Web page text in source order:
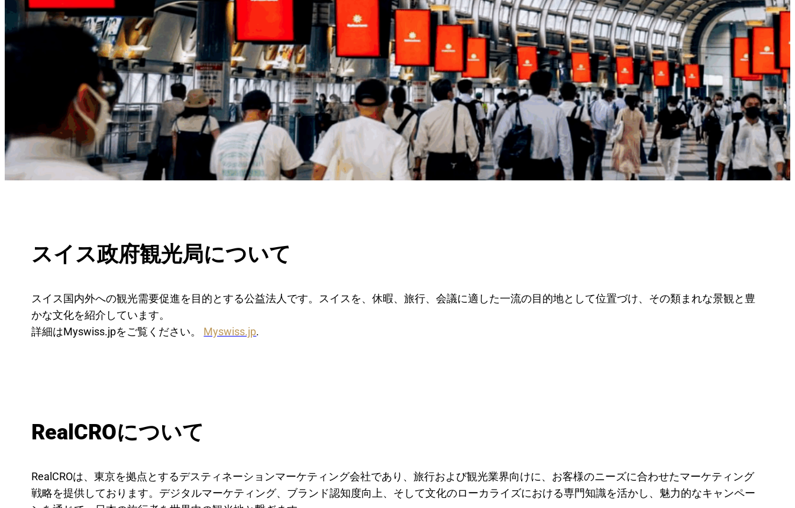
スイス政府観光局について
スイス国内外への観光需要促進を目的とする公益法人です。スイスを、休暇、旅行、会議に適した一流の目的地として位置づけ、その類まれな景観と豊
かな文化を紹介しています。
詳細はMyswiss.jpをご覧ください。 Myswiss.jp.
RealCROについて
RealCROは、東京を拠点とするデスティネーションマーケティング会社であり、旅行および観光業界向けに、お客様のニーズに合わせたマーケティング
戦略を提供しております。デジタルマーケティング、ブランド認知度向上、そして文化のローカライズにおける専門知識を活かし、魅力的なキャンペー